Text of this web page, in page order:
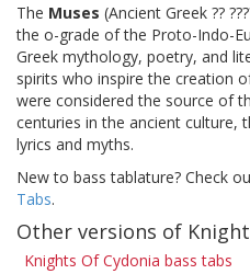
The Muses (Ancient Greek ??
the o-grade of the Proto-Indo-
Greek mythology, poetry, and
spirits who inspire the creation
were considered the source of
centuries in the ancient culture,
lyrics and myths.
New to bass tablature? Check
Tabs.
Other versions of
Knights Of Cydonia bass tabs